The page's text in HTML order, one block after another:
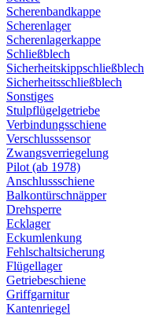
Scherenbandkappe
Scherenlager
Scherenlagerkappe
Schließblech
Sicherheitskippschließblech
Sicherheitsschließblech
Sonstiges
Stulpflügelgetriebe
Verbindungsschiene
Verschlusssensor
Zwangsverriegelung
Pilot (ab 1978)
Anschlussschiene
Balkontürschnäpper
Drehsperre
Ecklager
Eckumlenkung
Fehlschaltsicherung
Flügellager
Getriebeschiene
Griffgarnitur
Kantenriegel